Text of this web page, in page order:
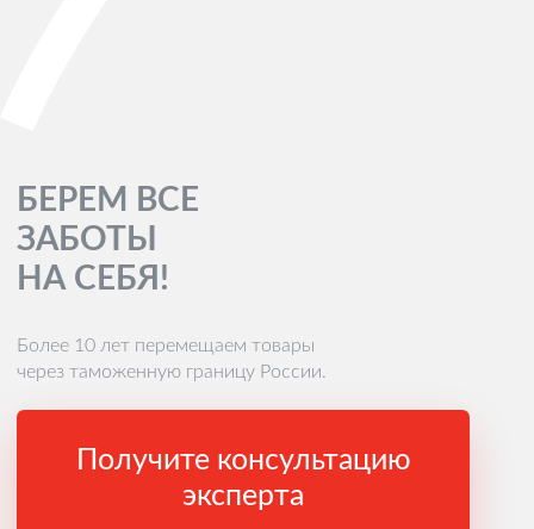
БЕРЕМ ВСЕ
ЗАБОТЫ
НА СЕБЯ!
Более 10 лет перемещаем товары
через таможенную границу России.
Получите консультацию
эксперта